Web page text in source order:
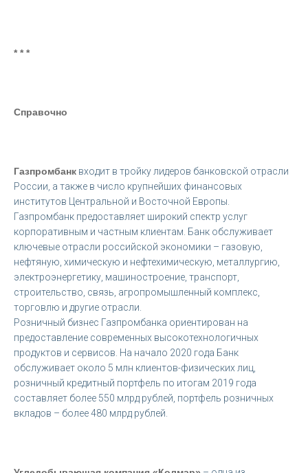
* * *
Справочно
Газпромбанк входит в тройку лидеров банковской отрасли
России, а также в число крупнейших финансовых
институтов Центральной и Восточной Европы.
Газпромбанк предоставляет широкий спектр услуг
корпоративным и частным клиентам. Банк обслуживает
ключевые отрасли российской экономики – газовую,
нефтяную, химическую и нефтехимическую, металлургию,
электроэнергетику, машиностроение, транспорт,
строительство, связь, агропромышленный комплекс,
торговлю и другие отрасли.
Розничный бизнес Газпромбанка ориентирован на
предоставление современных высокотехнологичных
продуктов и сервисов. На начало 2020 года Банк
обслуживает около 5 млн клиентов-физических лиц,
розничный кредитный портфель по итогам 2019 года
составляет более 550 млрд рублей, портфель розничных
вкладов – более 480 млрд рублей.